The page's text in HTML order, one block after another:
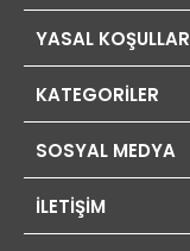
YASAL KOŞULLAR
KATEGORİLER
SOSYAL MEDYA
İLETİŞİM